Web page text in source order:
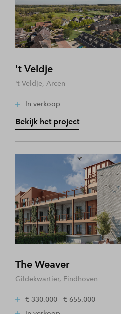
't Veldje
't Veldje, Arcen
In verkoop
Bekijk het project
The Weaver
Gildekwartier, Eindhoven
€ 330.000 - € 655.000